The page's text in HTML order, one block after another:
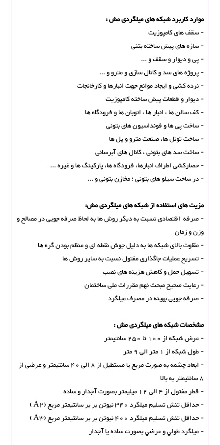
موارد کاربرد شبکه های ميلگردی مش :
- سقف های کامپوزیت
- سازه های پیش ساخته بتنی
- پی و دیوار و سقف و ...
- پروژه های سد و کانال سازی و مترو و ...
- نرده کشی و ایجاد موانع جهت انبارها و کارخانجات
- دیوار و قطعات پیش ساخته کامپوزیت
- کف سالن ها ، انبار ها ، اتوبان ها و فرودگاه ها
- ساخت پی ها و فونداسیون های بتونی
- ساخت تونل ها، صنعت مترو و پل ها
- ساخت سد های بتونی ، کانال های آبرسانی
- حصارکشی اطراف انبارها، فرودگاه ها، پارکینگ ها و غیره ...
- در ساخت سیلو های بتونی ؛ مخازن بتونی و ...
مزیت های استفاده از شبکه های ميلگردی مش:
- صرفه اقتصادی نسبت به دیگر روش ها به لحاظ صرفه جویی در مصالح و
وزن و زمان
- مقاوت بالای شبکه ها به دلیل جوش نقطه ای و منظم بودن گره ها
- تسریع عملیات جاگذاری مفتول نسبت به سایر روش ها
- تسهیل حمل و کاهش هزینه های نصب
- رعایت صحیح مبحث نهم مقررات ملی ساختمان
- صرفه جویی بهینه در مصرف میلگرد
مشخصات شبکه های ميلگردی مش :
- عرض شبکه از 100 تا 250 سانتیمتر
- طول شبکه از 1 متر الی 9 متر
- ابعاد چشمه به صورت مربع یا مستطیل از 8 الی 40 سانتیمتر و عرضی از
8 سانتیمتر به بالا
- قطر مفتول از 4 الی 12 میلیمتر بصورت آجدار و ساده
- حداقل تنش تسلیم میلگرد 340 نیوتن بر بر سانتیمتر مربع (A2 )
- حداقل تنش تسلیم میلگرد 400 نیوتن بر بر سانتیمتر مربع (A3 )
- ميلگرد طولي و عرضي بصورت ساده يا آجدار